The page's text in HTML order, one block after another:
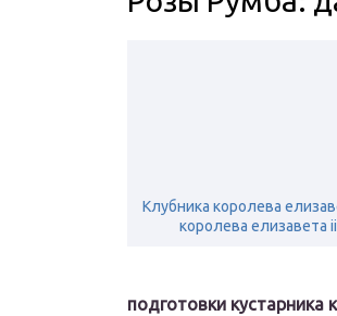
Клубника королева
королева елизавета ii
подготовки кустарника